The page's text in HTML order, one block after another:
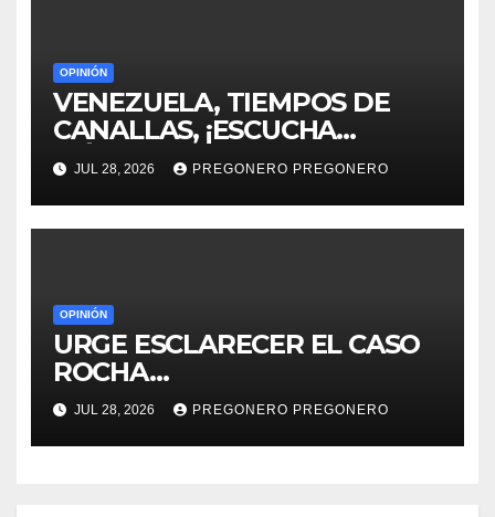
OPINIÓN
VENEZUELA, TIEMPOS DE
CANALLAS, ¡ESCUCHA
MÉXICO!!
JUL 28, 2026 PREGONERO PREGONERO
OPINIÓN
URGE ESCLARECER EL CASO
ROCHA…
JUL 28, 2026 PREGONERO PREGONERO